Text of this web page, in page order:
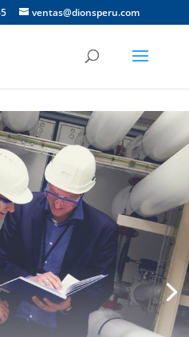
ventas@dionsperu.com